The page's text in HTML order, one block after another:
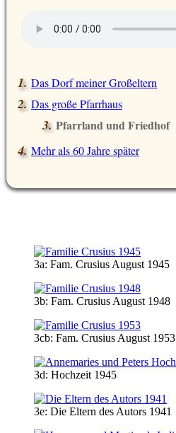
Das Dorf meiner Großeltern
Das große Pfarrhaus
Pfarrland und Friedhof
Mehr als 60 Jahre später
3a: Fam. Crusius August 1945
3b: Fam. Crusius August 1948
3cb: Fam. Crusius August 1953
3d: Hochzeit 1945
3e: Die Eltern des Autors 1941